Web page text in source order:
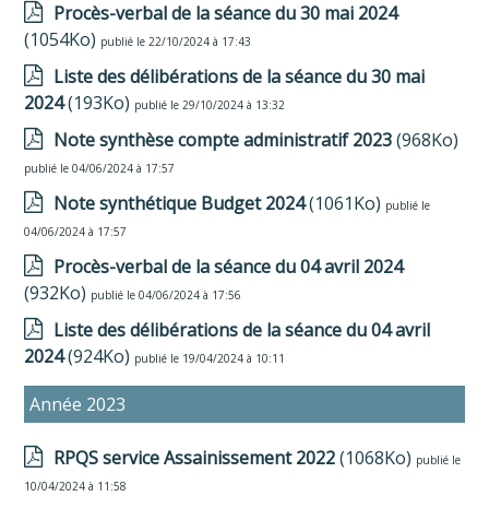
Procès-verbal de la séance du 30 mai 2024
(1054Ko) publié le 22/10/2024 à 17:43
Liste des délibérations de la séance du 30 mai
2024(193Ko) publié le 29/10/2024 à 13:32
Note synthèse compte administratif 2023(968Ko)
publié le 04/06/2024 à 17:57
Note synthétique Budget 2024(1061Ko) publié le
04/06/2024 à 17:57
Procès-verbal de la séance du 04 avril 2024
(932Ko) publié le 04/06/2024 à 17:56
Liste des délibérations de la séance du 04 avril
2024(924Ko) publié le 19/04/2024 à 10:11
Année 2023
RPQS service Assainissement 2022(1068Ko) publié le
10/04/2024 à 11:58